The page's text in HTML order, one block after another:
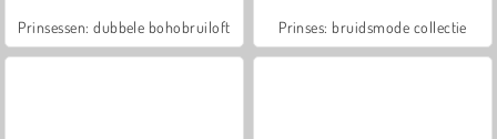
Prinsessen: dubbele bohobruiloft Prinses: bruidsmode collectie